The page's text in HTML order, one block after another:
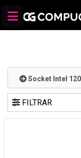
Socket Intel
FILTRAR